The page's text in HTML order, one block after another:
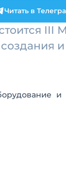
Читать в
и